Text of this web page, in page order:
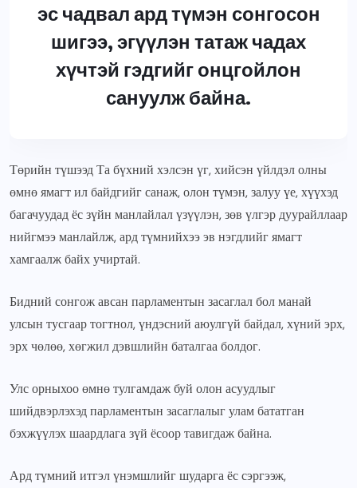
эс чадвал ард түмэн сонгосон
шигээ, эгүүлэн татаж чадах
хүчтэй гэдгийг онцгойлон
сануулж байна.
Төрийн түшээд Та бүхний хэлсэн үг, хийсэн үйлдэл олны
өмнө ямагт ил байдгийг санаж, олон түмэн, залуу үе, хүүхэд
багачуудад ёс зүйн манлайлал үзүүлэн, зөв үлгэр дуурайллаар
нийгмээ манлайлж, ард түмнийхээ эв нэгдлийг ямагт
хамгаалж байх учиртай.
Бидний сонгож авсан парламентын засаглал бол манай
улсын тусгаар тогтнол, үндэсний аюулгүй байдал, хүний эрх,
эрх чөлөө, хөгжил дэвшлийн баталгаа болдог.
Улс орныхоо өмнө тулгамдаж буй олон асуудлыг
шийдвэрлэхэд парламентын засаглалыг улам бататган
бэхжүүлэх шаардлага зүй ёсоор тавигдаж байна.
Ард түмний итгэл үнэмшлийг шударга ёс сэргээж,